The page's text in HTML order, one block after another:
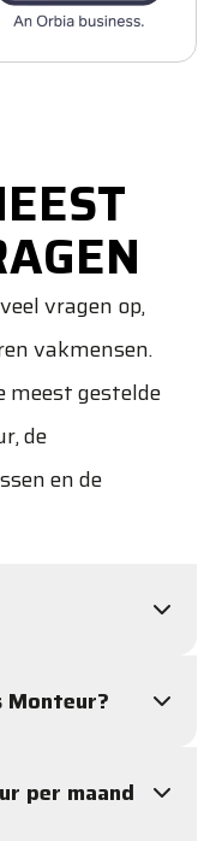
vragen op,
vakmensen.
meest gestelde
de
en de
van
werken en
Monteur?
specialisatie.
per maand